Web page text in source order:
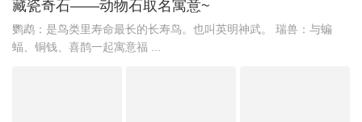
藏瓷奇石——动物石取名寓意~
​鹦鹉：是鸟类里寿命最长的长寿鸟。也叫英明神武。 瑞兽：与蝙
蝠、铜钱、喜鹊一起寓意福 ...